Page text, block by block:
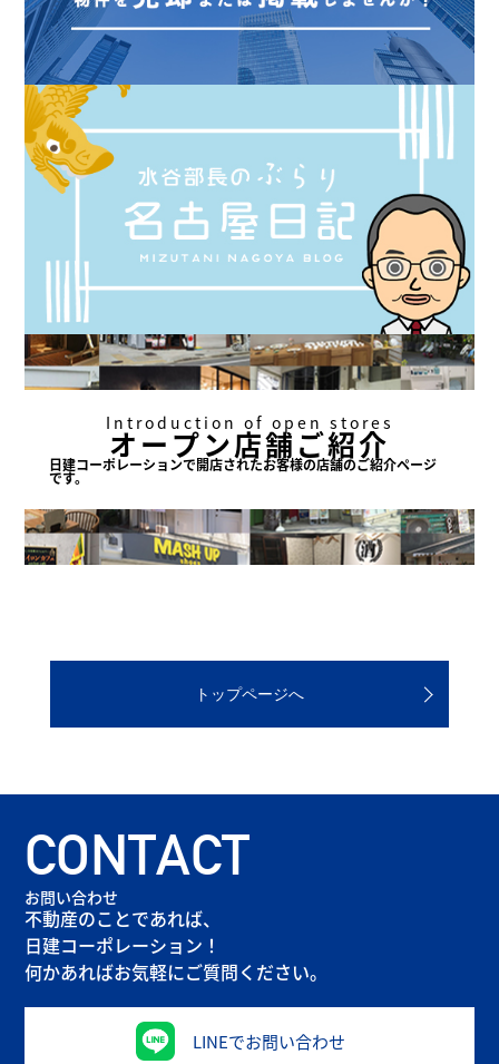
Introduction of open stores
オープン店舗ご紹介
日建コーポレーションで開店されたお客様の店舗のご紹介ページ
です。
トップページへ
CONTACT
お問い合わせ
不動産のことであれば、
日建コーポレーション！
何かあればお気軽にご質問ください。
LINEでお問い合わせ